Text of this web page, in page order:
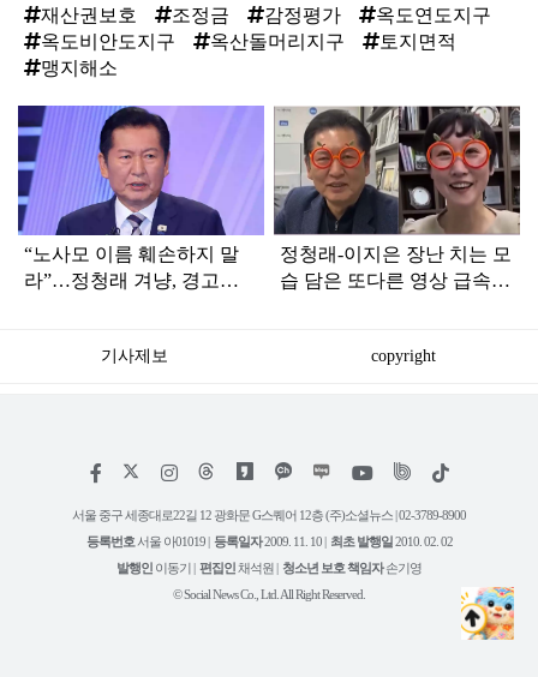
재산권보호
조정금 감정평가
옥도연도지구
옥도비안도지구
옥산돌머리지구
토지면적
맹지해소
탑
라
인
“노사모 이름 훼손하지 말
라”…정청래 겨냥, 경고장
정청래-이지은 장난 치는 모
습 담은 또다른 영상 급속
기사제보 copyright
페
스
인
타
램
위
트
유
튜
틱
서울 중구 세종대로22길 12 광화문 G스퀘어 12층 (주)소셜뉴스 | 02-3789-8900
등록번호 서울 아01019 | 등록일자2009. 11. 10 | 최초 발행일 2010. 02. 02
발행인 이동기 | 편집인 채석원 | 청소년 보호 책임자손기영
© Social News Co., Ltd. All Right Reserved.